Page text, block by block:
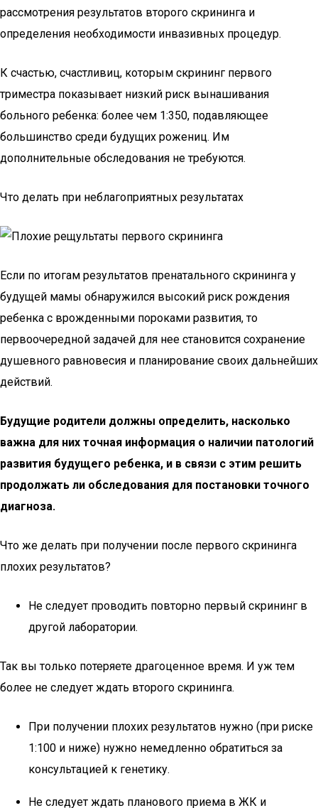
рассмотрения результатов второго скрининга и
определения необходимости инвазивных процедур.
К счастью, счастливиц, которым скрининг первого
триместра показывает низкий риск вынашивания
больного ребенка: более чем 1:350, подавляющее
большинство среди будущих рожениц. Им
дополнительные обследования не требуются.
Что делать при неблагоприятных результатах
Если по итогам результатов пренатального скрининга у
будущей мамы обнаружился высокий риск рождения
ребенка с врожденными пороками развития, то
первоочередной задачей для нее становится сохранение
душевного равновесия и планирование своих дальнейших
действий.
Будущие родители должны определить, насколько
важна для них точная информация о наличии патологий
развития будущего ребенка, и в связи с этим решить
продолжать ли обследования для постановки точного
диагноза.
Что же делать при получении после первого скрининга
плохих результатов?
Не следует проводить повторно первый скрининг в
другой лаборатории.
Так вы только потеряете драгоценное время. И уж тем
более не следует ждать второго скрининга.
При получении плохих результатов нужно (при риске
1:100 и ниже) нужно немедленно обратиться за
консультацией к генетику.
Не следует ждать планового приема в ЖК и